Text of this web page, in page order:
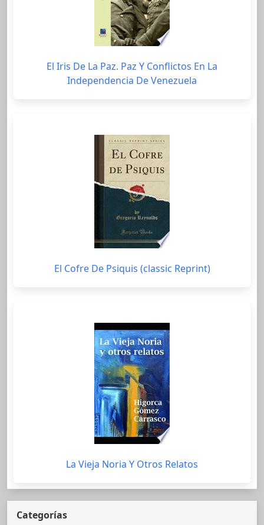
El Iris De La Paz. Paz Y Conflictos En La
Independencia De Venezuela
El Cofre De Psiquis (classic Reprint)
La Vieja Noria Y Otros Relatos
Categorías